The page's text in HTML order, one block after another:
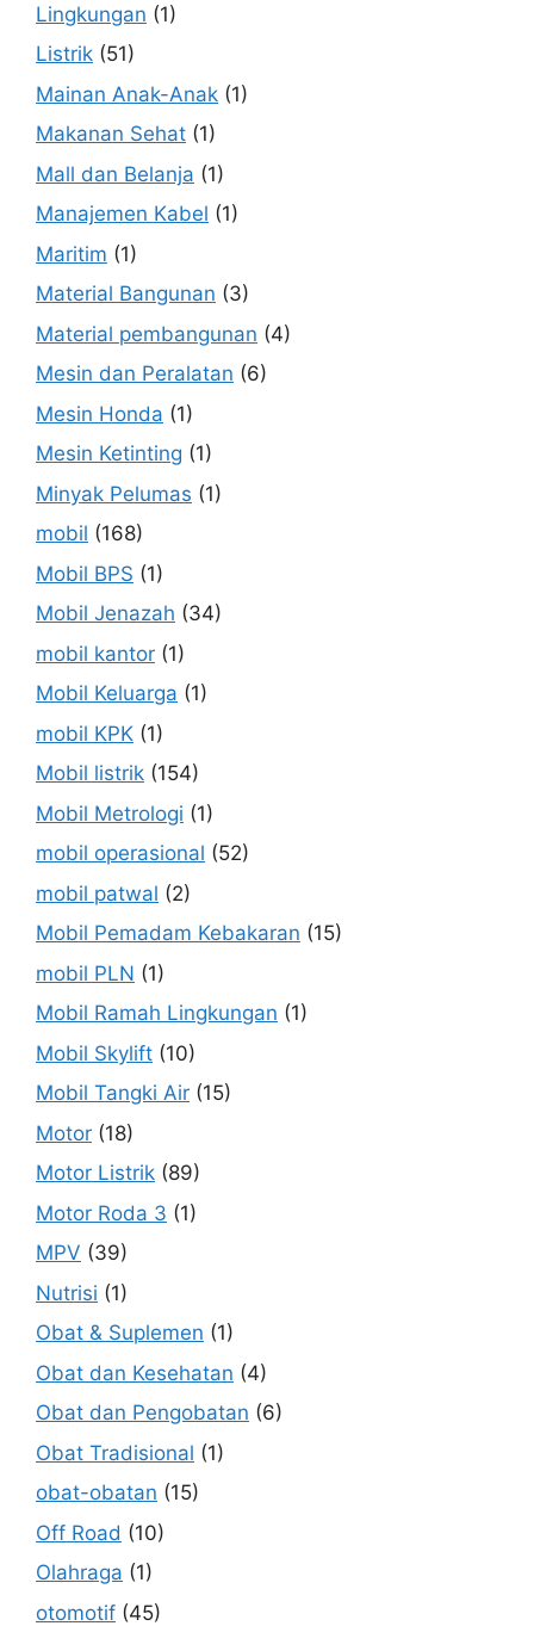
Lingkungan (1)
Listrik (51)
Mainan Anak-Anak (1)
Makanan Sehat (1)
Mall dan Belanja (1)
Manajemen Kabel (1)
Maritim (1)
Material Bangunan (3)
Material pembangunan (4)
Mesin dan Peralatan (6)
Mesin Honda (1)
Mesin Ketinting (1)
Minyak Pelumas (1)
mobil (168)
Mobil BPS (1)
Mobil Jenazah (34)
mobil kantor (1)
Mobil Keluarga (1)
mobil KPK (1)
Mobil listrik (154)
Mobil Metrologi (1)
mobil operasional (52)
mobil patwal (2)
Mobil Pemadam Kebakaran (15)
mobil PLN (1)
Mobil Ramah Lingkungan (1)
Mobil Skylift (10)
Mobil Tangki Air (15)
Motor (18)
Motor Listrik (89)
Motor Roda 3 (1)
MPV (39)
Nutrisi (1)
Obat & Suplemen (1)
Obat dan Kesehatan (4)
Obat dan Pengobatan (6)
Obat Tradisional (1)
obat-obatan (15)
Off Road (10)
Olahraga (1)
otomotif (45)